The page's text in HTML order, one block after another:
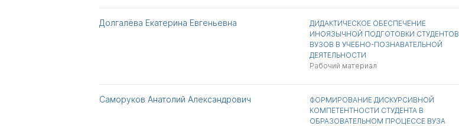
Долгалёва Екатерина Евгеньевна
ДИДАКТИЧЕСКОЕ ОБЕСПЕЧЕНИЕ
ИНОЯЗЫЧНОЙ ПОДГОТОВКИ СТУДЕНТОВ
ВУЗОВ В УЧЕБНО-ПОЗНАВАТЕЛЬНОЙ
ДЕЯТЕЛЬНОСТИ
Рабочий материал
Саморуков Анатолий Александрович
ФОРМИРОВАНИЕ ДИСКУРСИВНОЙ
КОМПЕТЕНТНОСТИ СТУДЕНТА В
ОБРАЗОВАТЕЛЬНОМ ПРОЦЕССЕ ВУЗА